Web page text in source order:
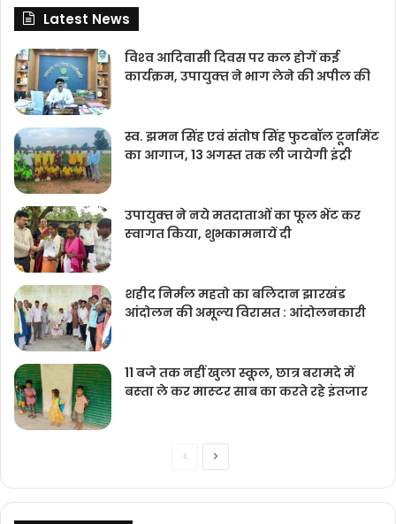
Latest News
विश्‍व आदिवासी दिवस पर कल होगें कई
कार्यक्रम, उपायुक्‍त ने भाग लेने की अपील की
स्व. झमन सिंह एवं संतोष सिंह फुटबॉल टूर्नामेंट
का आगाज, 13 अगस्त तक ली जायेगी इंट्री
उपायुक्‍त ने नये मतदाताओंं का फूल भेंट कर
स्‍वागत किया, शुभकामनायें दी
शहीद निर्मल महतो का बलिदान झारखंड
आंदोलन की अमूल्य विरासत : आंदोलनकारी
11 बजे तक नहीं खुला स्कूल, छात्र बरामदे में
बस्‍ता ले कर मास्‍टर साब का करते रहे इंतजार
PreviousNext